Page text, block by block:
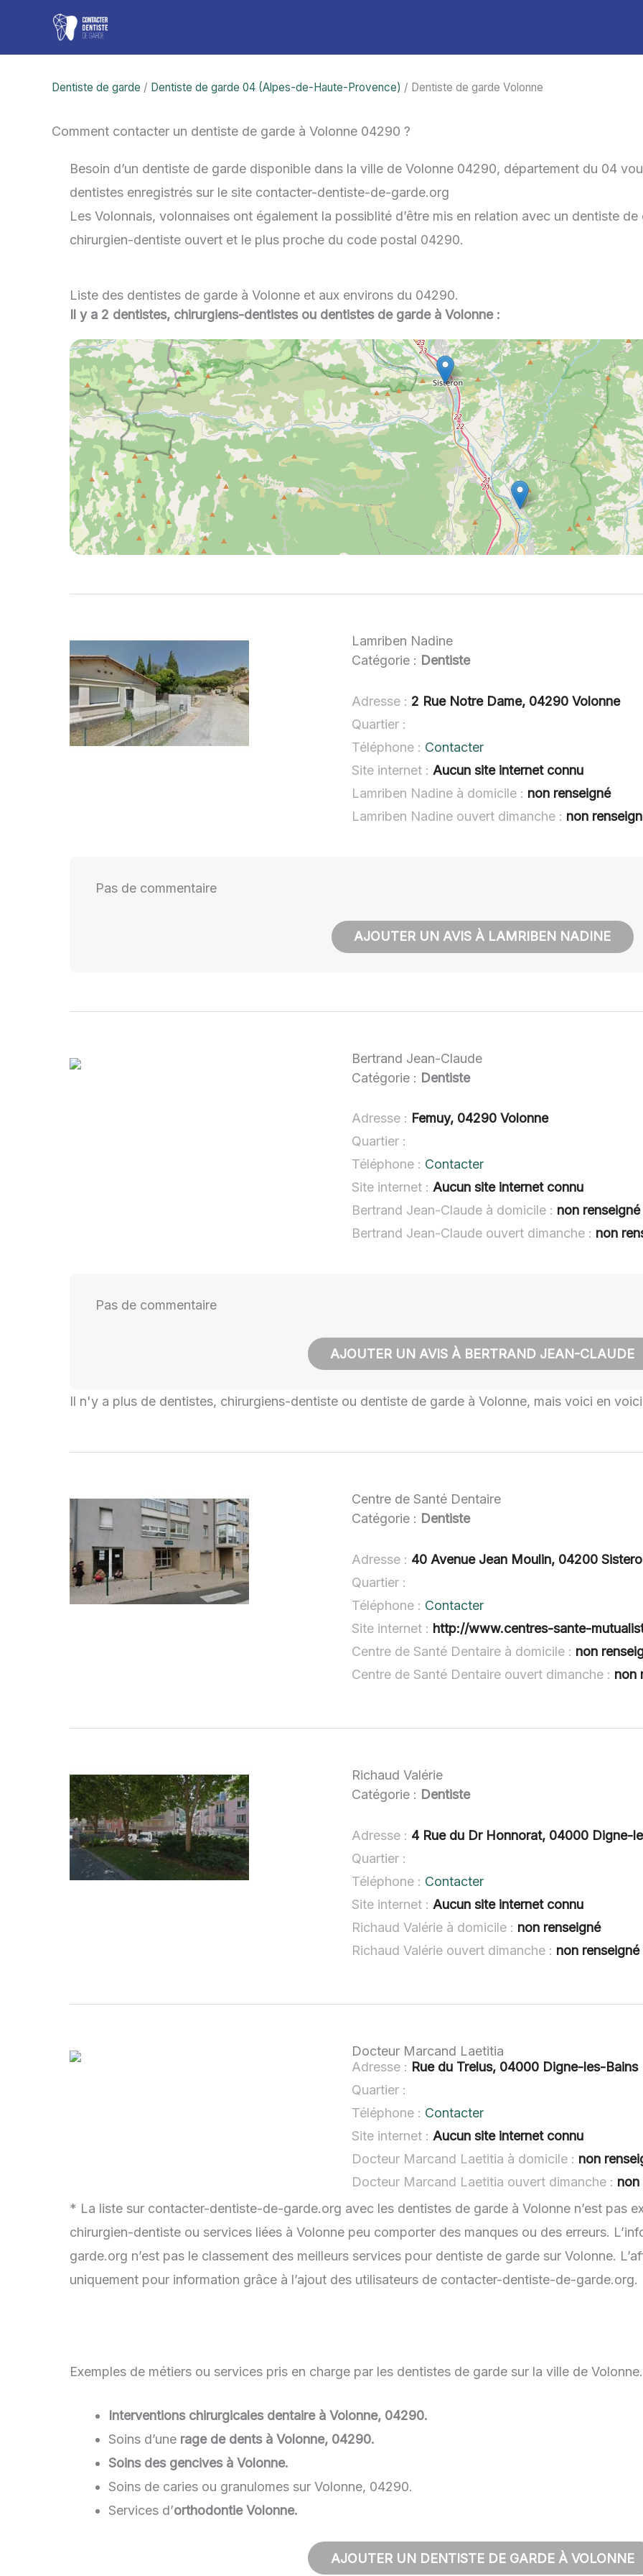
contenu
Dentiste de garde / Dentiste de garde 04 (Alpes-de-Haute-Provence) / Dentiste de garde Volonne
Comment contacter un dentiste de garde à Volonne 04290 ?
Besoin d’un dentiste de garde disponible dans la ville de Volonne 04290, département du 04
dentistes enregistrés sur le site contacter-dentiste-de-garde.org
Les Volonnais, volonnaises ont également la possiblité d’être mis en relation avec un dentiste
chirurgien-dentiste ouvert et le plus proche du code postal 04290.
Liste des dentistes de garde à Volonne et aux environs du 04290.
Il y a 2 dentistes, chirurgiens-dentistes ou dentistes de garde à Volonne :
Lamriben Nadine
Catégorie : Dentiste
Adresse : 2 Rue Notre Dame, 04290 Volonne
Quartier :
Téléphone : Contacter
Site internet : Aucun site internet connu
Lamriben Nadine à domicile : non renseigné
Lamriben Nadine ouvert dimanche : non
Pas de commentaire
AJOUTER UN AVIS À LAMRIBEN NADINE
Bertrand Jean-Claude
Catégorie : Dentiste
Adresse : Femuy, 04290 Volonne
Quartier :
Téléphone : Contacter
Site internet :Aucun site internet connu
Bertrand Jean-Claude à domicile : non renseigné
Bertrand Jean-Claude ouvert dimanche : non
Pas de commentaire
AJOUTER UN AVIS À BERTRAND JEAN-CLAUDE
Il n'y a plus de dentistes, chirurgiens-dentiste ou dentiste de garde à Volonne, mais voici en
Centre de Santé Dentaire
Catégorie : Dentiste
Adresse : 40 Avenue Jean Moulin, 04200
Quartier :
Téléphone : Contacter
Site internet : http://www.centres-sante-
Centre de Santé Dentaire à domicile : non
Centre de Santé Dentaire ouvert dimanche : non
Richaud Valérie
Catégorie : Dentiste
Adresse : 4 Rue du Dr Honnorat, 04000 Digne-
Quartier :
Téléphone : Contacter
Site internet : Aucun site internet connu
Richaud Valérie à domicile : non renseigné
Richaud Valérie ouvert dimanche : non renseigné
Docteur Marcand Laetitia
Adresse : Rue du Trelus, 04000 Digne-les-Bains
Quartier :
Téléphone : Contacter
Site internet : Aucun site internet connu
Docteur Marcand Laetitia à domicile : non
Docteur Marcand Laetitia ouvert dimanche : non
* La liste sur contacter-dentiste-de-garde.org avec les dentistes de garde à Volonne n’est pas
chirurgien-dentiste ou services liées à Volonne peu comporter des manques ou des erreurs.
garde.org n’est pas le classement des meilleurs services pour dentiste de garde sur Volonne.
uniquement pour information grâce à l’ajout des utilisateurs de contacter-dentiste-de-garde.org.
Exemples de métiers ou services pris en charge par les dentistes de garde sur la ville de Volonne.
Interventions chirurgicales dentaire à Volonne, 04290.
Soins d’une rage de dents à Volonne, 04290.
Soins des gencives à Volonne.
Soins de caries ou granulomes sur Volonne, 04290.
Services d’orthodontie Volonne.
AJOUTER UN DENTISTE DE GARDE À VOLONNE